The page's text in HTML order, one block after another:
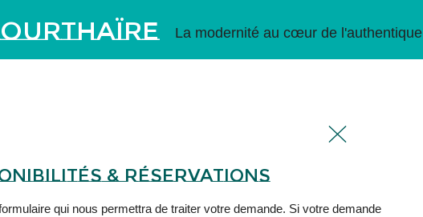
La modernité au cœur de l'authentique
& RÉSERVATIONS
qui nous permettra de traiter votre demande. Si votre demande